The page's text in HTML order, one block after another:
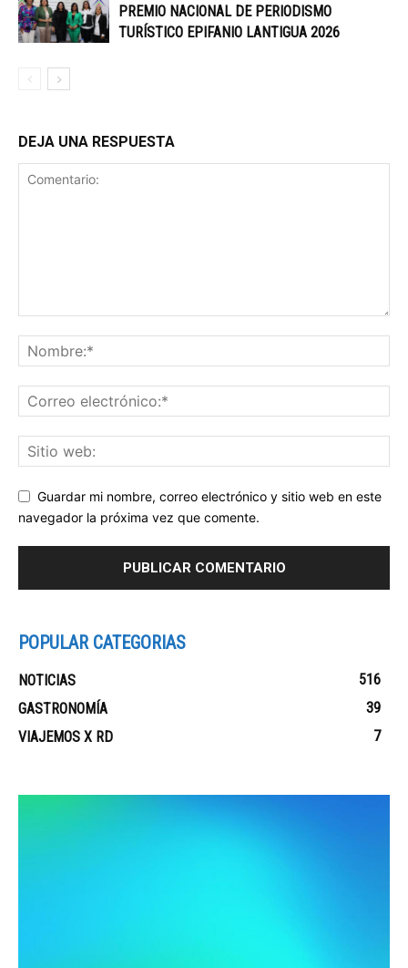
PREMIO NACIONAL DE PERIODISMO
TURÍSTICO EPIFANIO LANTIGUA 2026
DEJA UNA RESPUESTA
Guardar mi nombre, correo electrónico y sitio web en este
navegador la próxima vez que comente.
POPULAR CATEGORIAS
NOTICIAS
516
GASTRONOMÍA
39
VIAJEMOS X RD
7